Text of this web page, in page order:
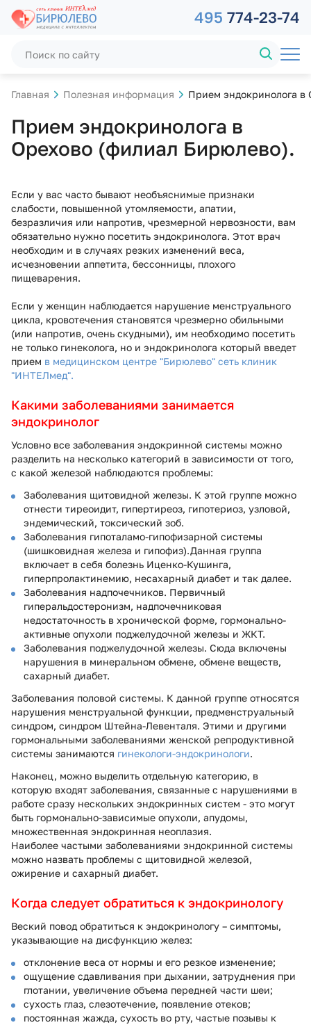
495 774-23-74
Главная Полезная информация Прием эндокринолога
Прием эндокринолога в
Орехово (филиал Бирюлево).
Если у вас часто бывают необъяснимые признаки
слабости, повышенной утомляемости, апатии,
безразличия или напротив, чрезмерной нервозности, вам
обязательно нужно посетить эндокринолога. Этот врач
необходим и в случаях резких изменений веса,
исчезновении аппетита, бессонницы, плохого
пищеварения.
Если у женщин наблюдается нарушение менструального
цикла, кровотечения становятся чрезмерно обильными
(или напротив, очень скудными), им необходимо посетить
не только гинеколога, но и эндокринолога который введет
прием в медицинском центре "Бирюлево" сеть клиник
"ИНТЕЛмед".
Какими заболеваниями занимается
эндокринолог
Условно все заболевания эндокринной системы можно
разделить на несколько категорий в зависимости от того,
с какой железой наблюдаются проблемы:
Заболевания щитовидной железы. К этой группе можно
отнести тиреоидит, гипертиреоз, гипотериоз, узловой,
эндемический, токсический зоб.
Заболевания гипоталамо-гипофизарной системы
(шишковидная железа и гипофиз).Данная группа
включает в себя болезнь Иценко-Кушинга,
гиперпролактинемию, несахарный диабет и так далее.
Заболевания надпочечников. Первичный
гиперальдостеронизм, надпочечниковая
недостаточность в хронической форме, гормонально-
активные опухоли поджелудочной железы и ЖКТ.
Заболевания поджелудочной железы. Сюда включены
нарушения в минеральном обмене, обмене веществ,
сахарный диабет.
Заболевания половой системы. К данной группе относятся
нарушения менструальной функции, предменструальный
синдром, синдром Штейна-Левенталя. Этими и другими
гормональными заболеваниями женской репродуктивной
системы занимаются гинекологи-эндокринологи.
Наконец, можно выделить отдельную категорию, в
которую входят заболевания, связанные с нарушениями в
работе сразу нескольких эндокринных систем - это могут
быть гормонально-зависимые опухоли, апудомы,
множественная эндокринная неоплазия.
Наиболее частыми заболеваниями эндокринной системы
можно назвать проблемы с щитовидной железой,
ожирение и сахарный диабет.
Когда следует обратиться к эндокринологу
Веский повод обратиться к эндокринологу – симптомы,
указывающие на дисфункцию желез:
отклонение веса от нормы и его резкое изменение;
ощущение сдавливания при дыхании, затруднения при
глотании, увеличение объема передней части шеи;
сухость глаз, слезотечение, появление отеков;
постоянная жажда, сухость во рту, частые позывы к